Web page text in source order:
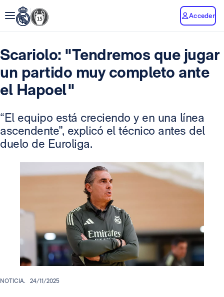
Acceder
Scariolo: "Tendremos que jugar
un partido muy completo ante
el Hapoel"
“El equipo está creciendo y en una línea
ascendente”, explicó el técnico antes del
duelo de Euroliga.
NOTICIA. 24/11/2025